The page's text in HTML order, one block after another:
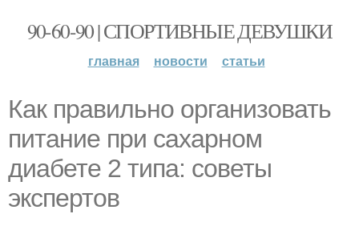
90-60-90 | СПОРТИВНЫЕ ДЕВУШКИ
главная новости статьи
Как правильно организовать
питание при сахарном
диабете 2 типа: советы
экспертов